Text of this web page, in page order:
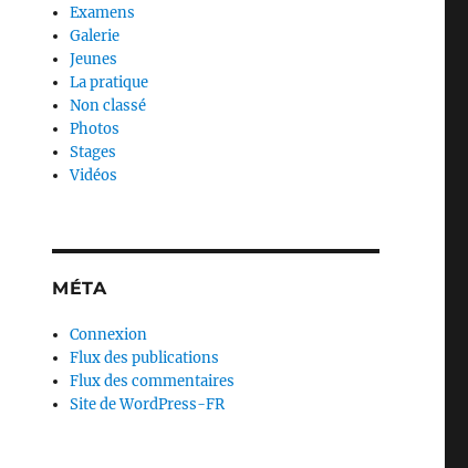
Examens
Galerie
Jeunes
La pratique
Non classé
Photos
Stages
Vidéos
MÉTA
Connexion
Flux des publications
Flux des commentaires
Site de WordPress-FR